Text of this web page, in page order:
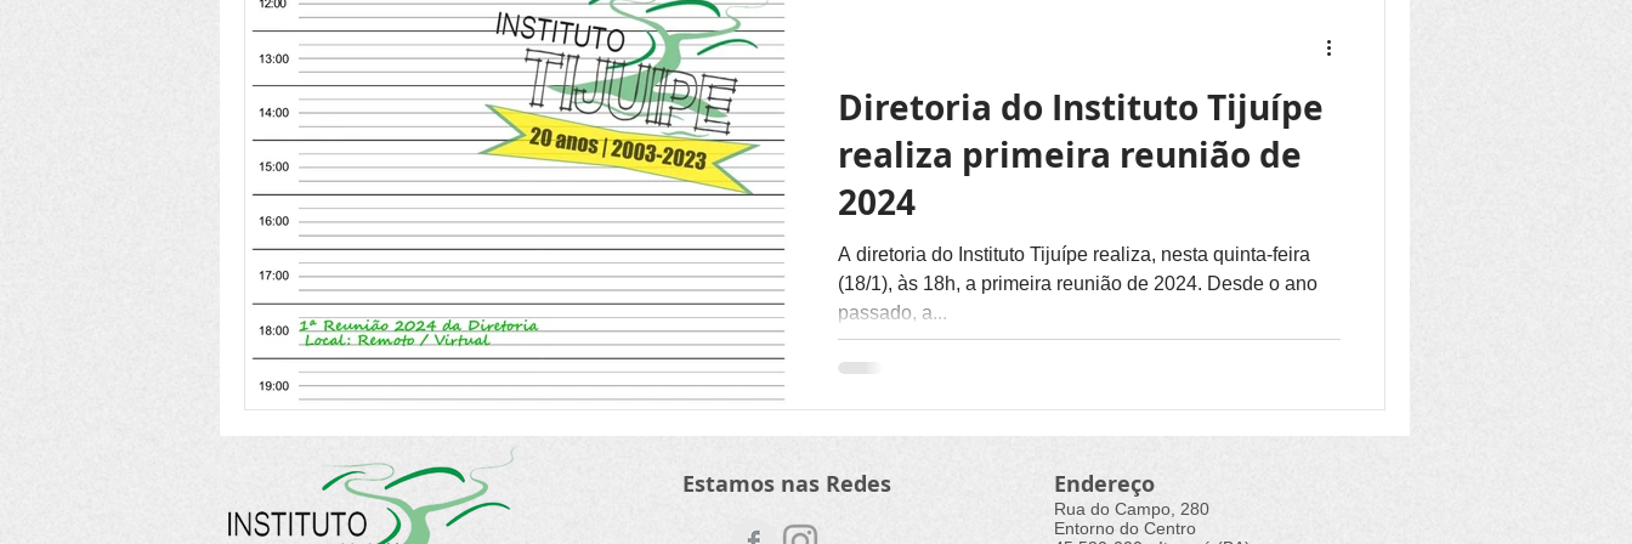
Diretoria do Instituto Tijuípe
realiza primeira reunião de
2024
A diretoria do Instituto Tijuípe realiza, nesta quinta-feira
(18/1), às 18h, a primeira reunião de 2024. Desde o ano
passado, a...
Estamos nas Redes Endereço
Rua do Campo, 280
Entorno do Centro